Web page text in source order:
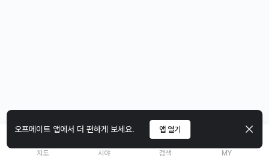
오프메이트 앱에서 더 편하게 보세요. 앱 열기
지도 시야 검색 MY